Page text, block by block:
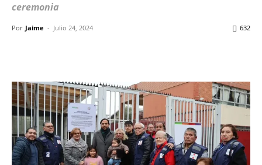
ceremonia
Por Jaime - Julio 24, 2024 632